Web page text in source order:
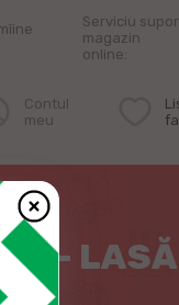
Serviciu
magazin
online:
Contul
meu
TA!
-